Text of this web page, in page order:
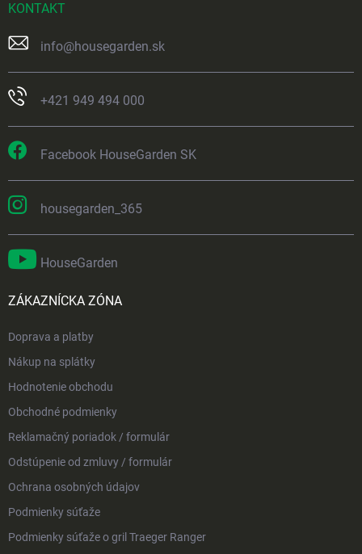
KONTAKT
info@housegarden.sk
+421 949 494 000
Facebook HouseGarden SK
housegarden_365
HouseGarden
ZÁKAZNÍCKA ZÓNA
Doprava a platby
Nákup na splátky
Hodnotenie obchodu
Obchodné podmienky
Reklamačný poriadok / formulár
Odstúpenie od zmluvy / formulár
Ochrana osobných údajov
Podmienky súťaže
Podmienky súťaže o gril Traeger Ranger